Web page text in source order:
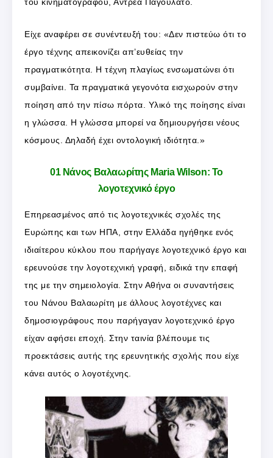
Είχε αναφέρει σε συνέντευξή του: «Δεν πιστεύω ότι το
έργο τέχνης απεικονίζει απ’ευθείας την
πραγματικότητα. Η τέχνη πλαγίως ενσωματώνει ότι
συμβαίνει. Τα πραγματικά γεγονότα εισχωρούν στην
ποίηση από την πίσω πόρτα. Υλικό της ποίησης είναι
η γλώσσα. Η γλώσσα μπορεί να δημιουργήσει νέους
κόσμους. Δηλαδή έχει οντολογική ιδιότητα.»
01 Νάνος Βαλαωρίτης Maria Wilson: Το
λογοτεχνικό έργο
Επηρεασμένος από τις λογοτεχνικές σχολές της
Ευρώπης και των ΗΠΑ, στην Ελλάδα ηγήθηκε ενός
ιδιαίτερου κύκλου που παρήγαγε λογοτεχνικό έργο και
ερευνούσε την λογοτεχνική γραφή, ειδικά την επαφή
της με την σημειολογία. Στην Αθήνα οι συναντήσεις
του Νάνου Βαλαωρίτη με άλλους λογοτέχνες και
δημοσιογράφους που παρήγαγαν λογοτεχνικό έργο
είχαν αφήσει εποχή. Στην ταινία βλέπουμε τις
προεκτάσεις αυτής της ερευνητικής σχολής που είχε
κάνει αυτός ο λογοτέχνης.